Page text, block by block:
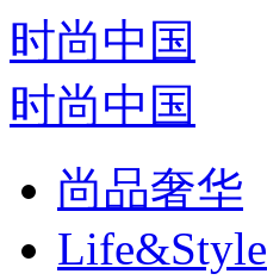
时尚中国
时尚中国
尚品奢华
Life&Style